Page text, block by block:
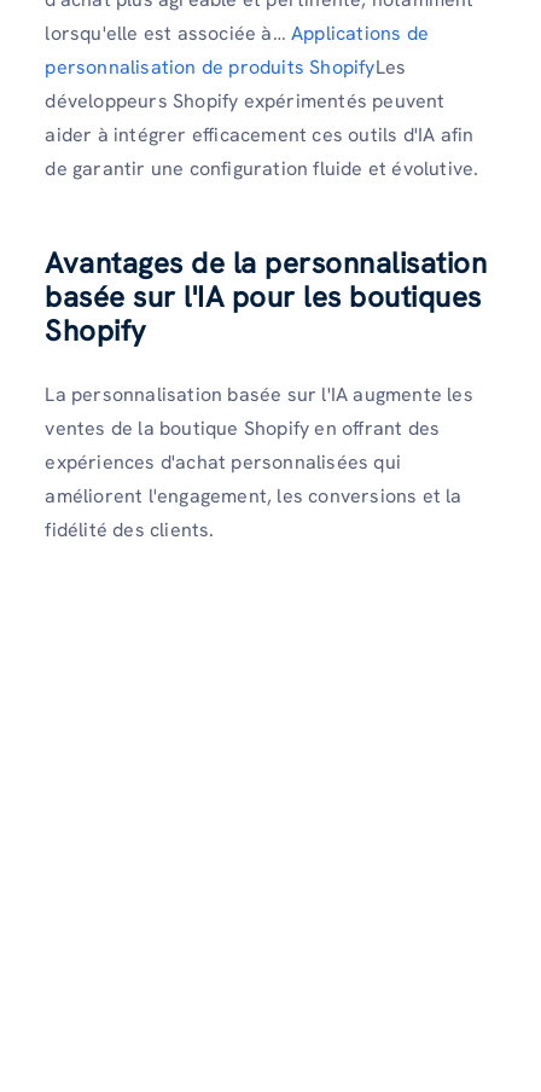
lorsqu'elle est associée à… Applications de
personnalisation de produits ShopifyLes
développeurs Shopify expérimentés peuvent
aider à intégrer efficacement ces outils d'IA afin
de garantir une configuration fluide et évolutive.
Avantages de la personnalisation
basée sur l'IA pour les boutiques
Shopify
La personnalisation basée sur l'IA augmente les
ventes de la boutique Shopify en offrant des
expériences d'achat personnalisées qui
améliorent l'engagement, les conversions et la
fidélité des clients.